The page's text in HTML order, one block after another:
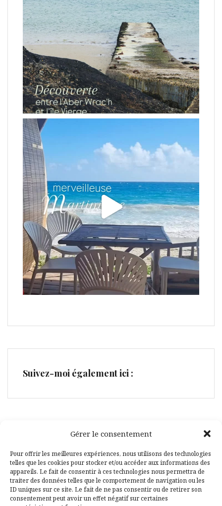
Gérer le consentement
Pour offrir les meilleures expériences, nous utilisons des technologies
telles que les cookies pour stocker et/ou accéder aux informations des
appareils. Le fait de consentir à ces technologies nous permettra de
traiter des données telles que le comportement de navigation ou les
ID uniques sur ce site. Le fait de ne pas consentir ou de retirer son
consentement peut avoir un effet négatif sur certaines
Suivez-moi également ici :
Facebook
Pinterest